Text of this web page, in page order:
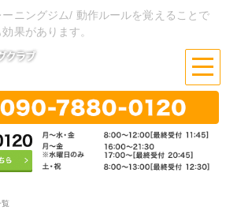
ニングジム/ 動作ルールを覚えることで
果があります。